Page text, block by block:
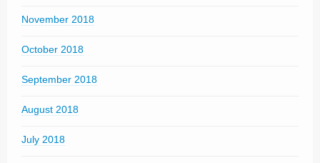
November 2018
October 2018
September 2018
August 2018
July 2018